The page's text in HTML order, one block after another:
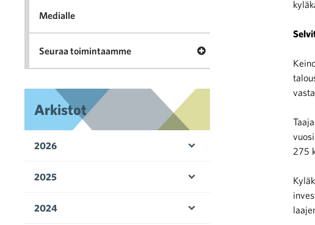
275
Medialle
Seuraa toimintaamme Avaa valikko Seuraa
Arkistot
2026
2025
2024